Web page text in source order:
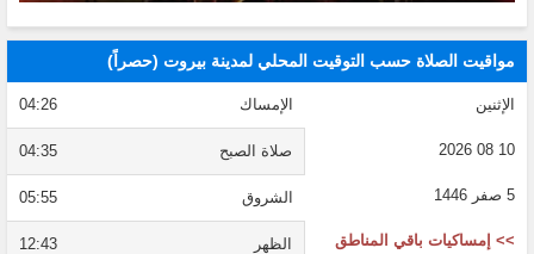
مواقيت الصلاة حسب التوقيت المحلي لمدينة بيروت (حصراً)
الإثنين
10 08 2026
5 صفر 1446
>> إمساكيات باقي المناطق
الإمساك 04:26
صلاة الصبح 04:35
الشروق 05:55
الظهر 12:43